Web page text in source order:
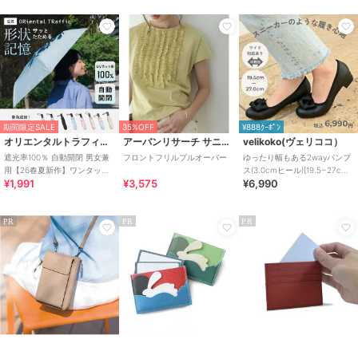
期間限定SALE
オリエンタルトラフィック
遮光率100％ 自動開閉 男女兼
用【26春夏新作】ワンタッチ
晴雨兼用 折りたたみ傘 /G-
¥1,991
35%OFF
アーバンリサーチ サニーレーベル
フロントフリルプルオーバー
¥3,575
¥888ｸｰﾎﾟﾝ
velikoko(ヴェリココ）
ゆったり幅もある2wayパンプ
ス(3.0cmヒール)[19.5~27cm]
ラクチンきれいシューズ
¥6,990
PR PR PR